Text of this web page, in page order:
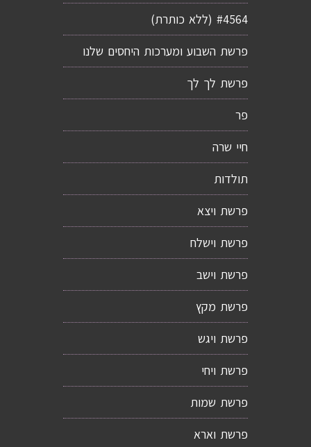
#4564 (ללא כותרת)
פרשת השבוע ומערכות היחסים שלנו
פרשת לך לך
פר
חיי שרה
תולדות
פרשת ויצא
פרשת וישלח
פרשת וישב
פרשת מקץ
פרשת ויגש
פרשת ויחי
פרשת שמות
פרשת וארא